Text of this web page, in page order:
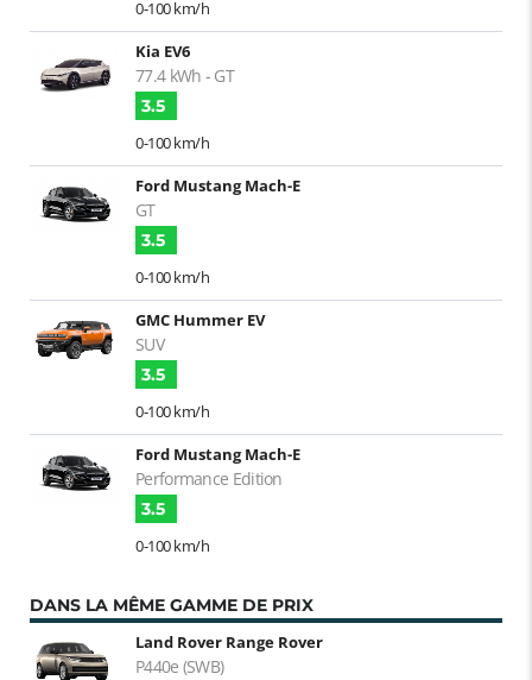
0-100 km/h
Kia EV6
77.4 kWh - GT
3.5
0-100 km/h
Ford Mustang Mach-E
GT
3.5
0-100 km/h
GMC Hummer EV
SUV
3.5
0-100 km/h
Ford Mustang Mach-E
Performance Edition
3.5
0-100 km/h
DANS LA MÊME GAMME DE PRIX
Land Rover Range Rover
P440e (SWB)